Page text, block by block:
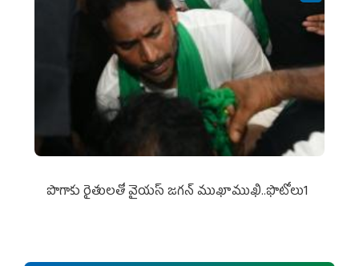
పొగాకు రైతుల‌తో వైయ‌స్ జ‌గ‌న్ ముఖాముఖి..ఫొటోలు1